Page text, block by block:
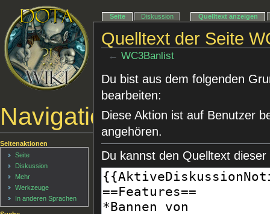
Quelltext der Seite
← WC3Banlist
Du bist aus dem folgenden
bearbeiten:
Diese Aktion ist auf Benutzer
angehören.
Du kannst den Quelltext
Navigationsmenü
Seite Diskussion Quelltext anzeigen
Seitenaktionen
Seite
Diskussion
Mehr
Werkzeuge
In anderen Sprachen